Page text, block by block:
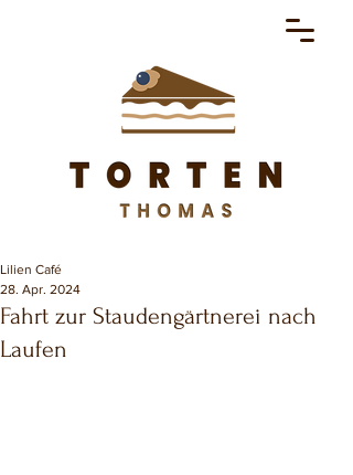
Fahrt zur Staudengärtnerei nach
Laufen
Lilien Café
28. Apr. 2024